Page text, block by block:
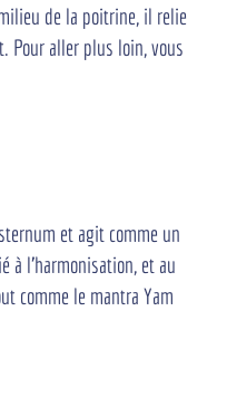
de la poitrine, il relie
Pour aller plus loin, vous
et agit comme un
à l'harmonisation, et au
comme le mantra Yam